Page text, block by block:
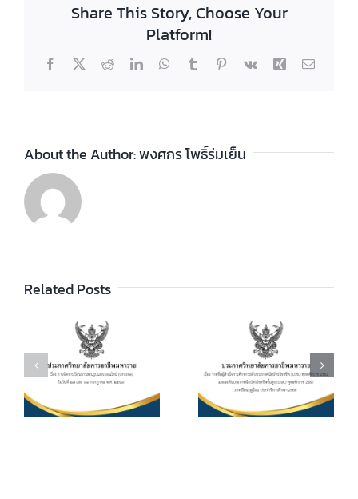
Share This Story, Choose Your
Platform!
Facebook
X RedditLinkedInWhatsApp
TumblrPinterest
Vk Xing Email
About the Author:พงศกร โพธิ์ร่มเย็น
Related Postsศึกษาระดับ
ประกาศนียบัตร
วิชาชีพ (ปวช.)
พุทธศักราช
2562 และระดับ
ประกาศนียบัตร
ประกาศวิทยา
กำหนดการ และ
อัตราการจัดเก็บ
ค่าบำรุงการ
ศึกษา ค่า
หน่วยกิตรายวิชา